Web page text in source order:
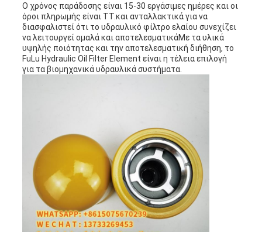
Ο χρόνος παράδοσης είναι 15-30 εργάσιμες ημέρες και οι
όροι πληρωμής είναι TT.και ανταλλακτικά για να
διασφαλιστεί ότι το υδραυλικό φίλτρο ελαίου συνεχίζει
να λειτουργεί ομαλά και αποτελεσματικάΜε τα υλικά
υψηλής ποιότητας και την αποτελεσματική διήθηση, το
FuLu Hydraulic Oil Filter Element είναι η τέλεια επιλογή
για τα βιομηχανικά υδραυλικά συστήματα.